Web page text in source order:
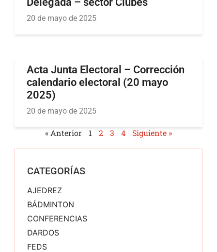
20 de mayo de 2025
Acta Junta Electoral – Corrección
calendario electoral (20 mayo
2025)
20 de mayo de 2025
« Anterior 1 2 3 4 Siguiente »
CATEGORÍAS
AJEDREZ
BÁDMINTON
CONFERENCIAS
DARDOS
FEDS